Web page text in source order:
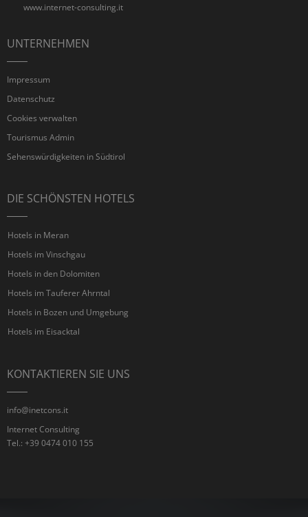
www.internet-consulting.it
UNTERNEHMEN
Impressum
Datenschutz
Cookies verwalten
Tourismus Admin
Sehenswürdigkeiten in Südtirol
DIE SCHÖNSTEN HOTELS
Hotels in Meran
Hotels im Vinschgau
Hotels in den Dolomiten
Hotels im Tauferer Ahrntal
Hotels in Bozen und Umgebung
Hotels im Eisacktal
KONTAKTIEREN SIE UNS
info@inetcons.it
Internet Consulting
Tel.: +39 0474 010 155